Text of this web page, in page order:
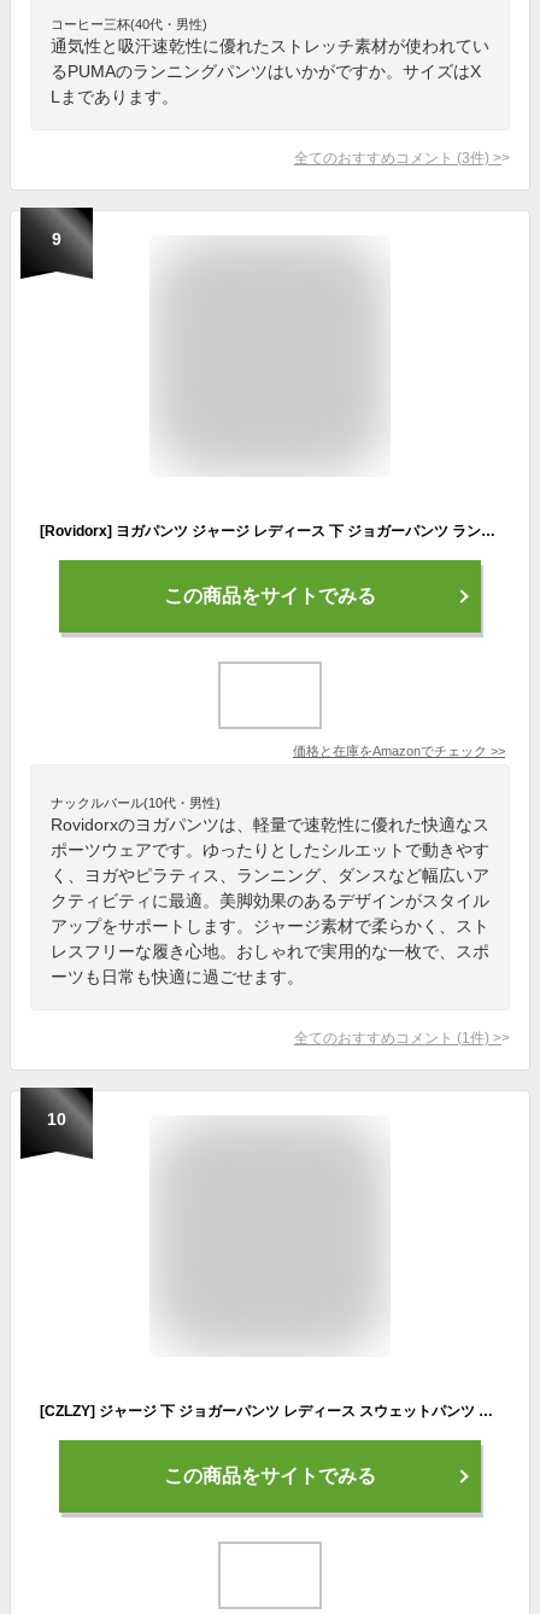
コーヒー三杯(40代・男性)
通気性と吸汗速乾性に優れたストレッチ素材が使われてい
るPUMAのランニングパンツはいかがですか。サイズはX
Lまであります。
全てのおすすめコメント (3件) >
9
[Rovidorx] ヨガパンツ ジャージ レディース 下 ジョガーパンツ ランニングパンツ ゆったり ダンスパンツ ヨガウェア スポーツウェア トレーニングウェア ピラティス 美脚 速乾 K11-blk-L
この商品をサイトでみる
価格と在庫をAmazonでチェック >>
ナックルバール(10代・男性)
Rovidorxのヨガパンツは、軽量で速乾性に優れた快適なス
ポーツウェアです。ゆったりとしたシルエットで動きやす
く、ヨガやピラティス、ランニング、ダンスなど幅広いア
クティビティに最適。美脚効果のあるデザインがスタイル
アップをサポートします。ジャージ素材で柔らかく、スト
レスフリーな履き心地。おしゃれで実用的な一枚で、スポ
ーツも日常も快適に過ごせます。
全てのおすすめコメント (1 件) >
10
[CZLZY] ジャージ 下 ジョガーパンツ レディース スウェットパンツ ジャージパンツ ストレッチ 春 夏 秋 パンツ スポーツ S スウェット 吸汗速乾 無地 ウエストゴム グレー ズボン ポケット 大きいサイズ ダンス レディース スウェットパンツ
この商品をサイトでみる